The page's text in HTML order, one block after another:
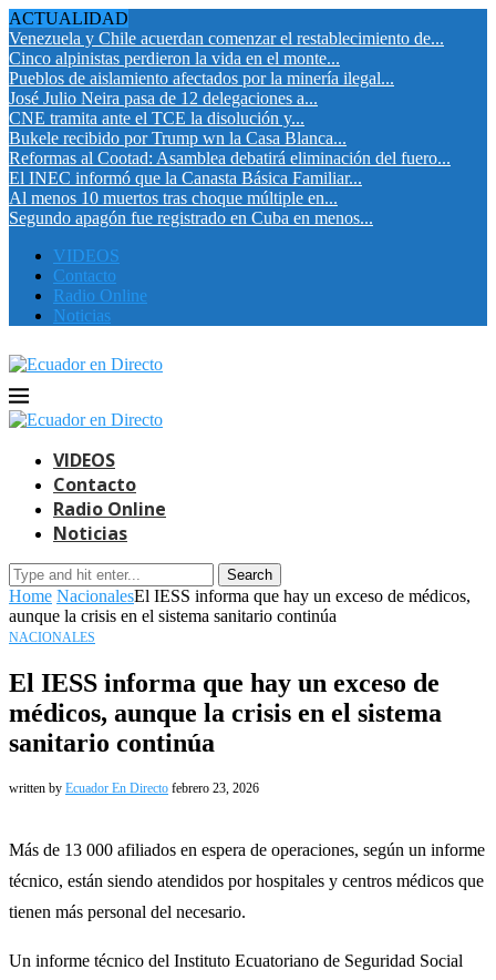
ACTUALIDAD
Venezuela y Chile acuerdan comenzar el restablecimiento de...
Cinco alpinistas perdieron la vida en el monte...
Pueblos de aislamiento afectados por la minería ilegal...
José Julio Neira pasa de 12 delegaciones a...
CNE tramita ante el TCE la disolución y...
Bukele recibido por Trump wn la Casa Blanca...
Reformas al Cootad: Asamblea debatirá eliminación del fuero...
El INEC informó que la Canasta Básica Familiar...
Al menos 10 muertos tras choque múltiple en...
Segundo apagón fue registrado en Cuba en menos...
VIDEOS
Contacto
Radio Online
Noticias
VIDEOS
Contacto
Radio Online
Noticias
Search
Home NacionalesEl IESS informa que hay un exceso de médicos,
aunque la crisis en el sistema sanitario continúa
NACIONALES
El IESS informa que hay un exceso de
médicos, aunque la crisis en el sistema
sanitario continúa
written by Ecuador En Directo febrero 23, 2026
Más de 13 000 afiliados en espera de operaciones, según un informe
técnico, están siendo atendidos por hospitales y centros médicos que
tienen más personal del necesario.
Un informe técnico del Instituto Ecuatoriano de Seguridad Social